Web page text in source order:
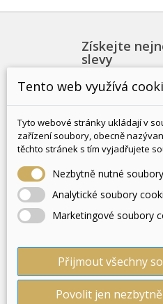
Získejte
slevy
PRODUKTY
Nové produkty
Nejprodávanější
Vouchery
Tento web využívá
Tyto webové stránky ukládají v
zařízení soubory, obecně
těchto stránek s tím vyjadřujete
Nezbytně nutné
Analytické soubory
Marketingové soubory
Přijmout všechny
Povolit jen